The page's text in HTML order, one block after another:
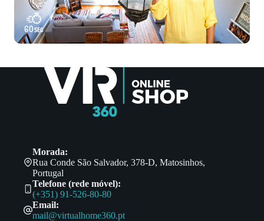
Morada:
Rua Conde São Salvador, 378-D, Matosinhos,
Portugal
Telefone (rede móvel):
(+351) 91-526-80-80
Email:
mail@virtualhome360.pt